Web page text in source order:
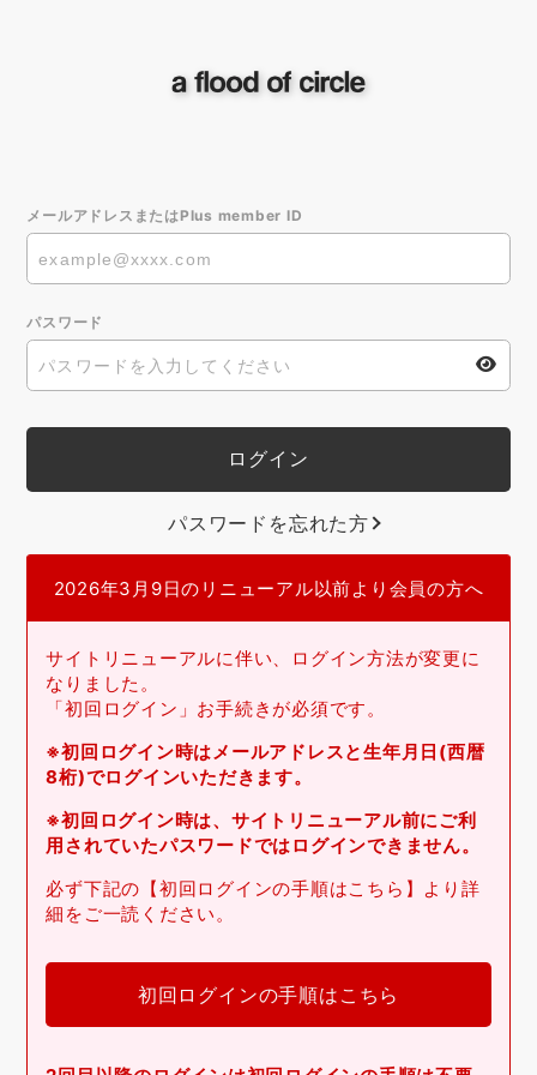
メールアドレスまたはPlus member ID
パスワード
パスワードを忘れた方
2026年3月9日のリニューアル以前より会員の方へ
サイトリニューアルに伴い、ログイン方法が変更に
なりました。
「初回ログイン」お手続きが必須です。
※初回ログイン時はメールアドレスと生年月日(西暦
8桁)でログインいただきます。
※初回ログイン時は、サイトリニューアル前にご利
用されていたパスワードではログインできません。
必ず下記の【初回ログインの手順はこちら】より詳
細をご一読ください。
初回ログインの手順はこちら